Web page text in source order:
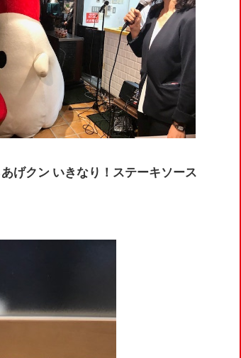
あげクン いきなり！ステーキソース